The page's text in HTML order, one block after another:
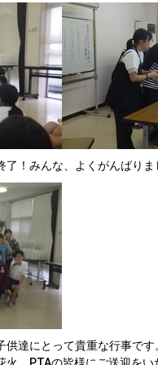
！みんな、よくがんばりま
達にとって貴重な行事で